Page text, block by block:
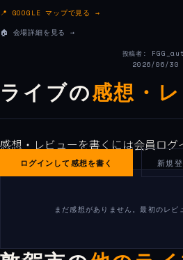
📍 GOOGLE マップで見る →
🏠 会場詳細を見る →
投稿者:
2026/06/30
ライブの感想・
感想・レビューを書くには会員ログ
ログインして感想を書く 新規
まだ感想がありません。最初のレビ